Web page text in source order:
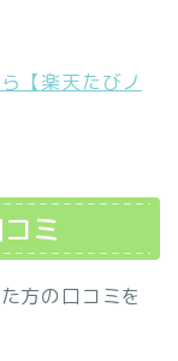
【楽天たびノ
ミ
方の口コミを